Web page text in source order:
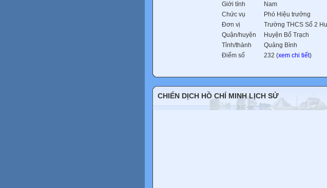
Giới tính
Nam
Chức vụ
Phó Hiệu trưởng
Đơn vị
Trường THCS Số 2
Quận/huyện
Huyện Bố Trạch
Tỉnh/thành
Quảng Bình
Điểm số
232 (xem chi tiết)
CHIẾN DỊCH HỒ CHÍ MINH LỊCH SỬ